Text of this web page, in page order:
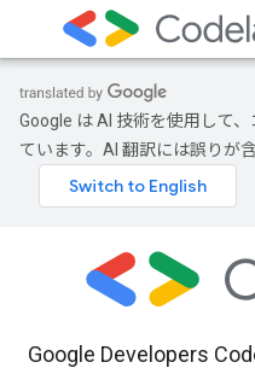
Google は AI 技術を使用して
ています。AI 翻訳には誤りが
Google Developers